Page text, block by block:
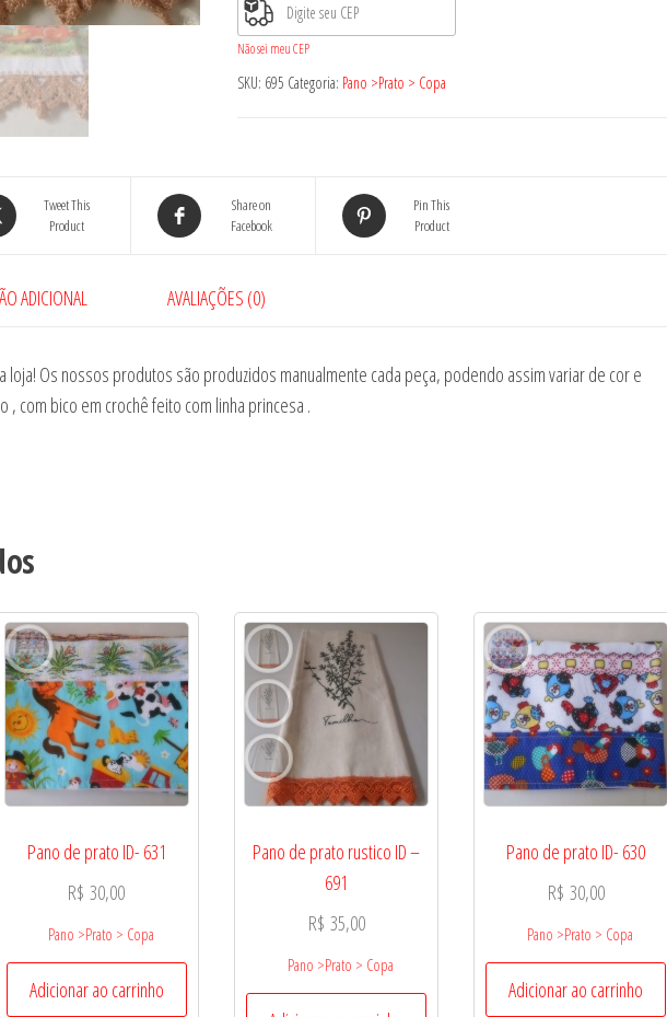
Não sei meu CEP
SKU: 695 Categoria: Pano >Prato > Copa
Tweet This
Product
Share on
Facebook
Pin This
Product
ADICIONAL AVALIAÇÕES (0)
loja! Os nossos produtos são produzidos manualmente cada peça, podendo assim variar de cor e
, com bico em crochê feito com linha princesa .
Pano de prato ID- 631
R$ 30,00
Pano >Prato > Copa
Adicionar ao carrinho
Pano de prato rustico ID –
691
R$ 35,00
Pano >Prato > Copa
Pano de prato ID- 630
R$ 30,00
Pano >Prato > Copa
Adicionar ao carrinho